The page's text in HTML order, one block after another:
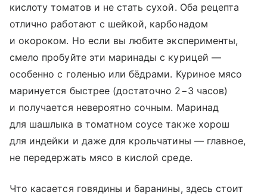
кислоту томатов и не стать сухой. Оба рецепта
отлично работают с шейкой, карбонадом
и окороком. Но если вы любите эксперименты,
смело пробуйте эти маринады с курицей —
особенно с голенью или бёдрами. Куриное мясо
маринуется быстрее (достаточно 2−3 часов)
и получается невероятно сочным. Маринад
для шашлыка в томатном соусе также хорош
для индейки и даже для крольчатины — главное,
не передержать мясо в кислой среде.
Что касается говядины и баранины, здесь стоит